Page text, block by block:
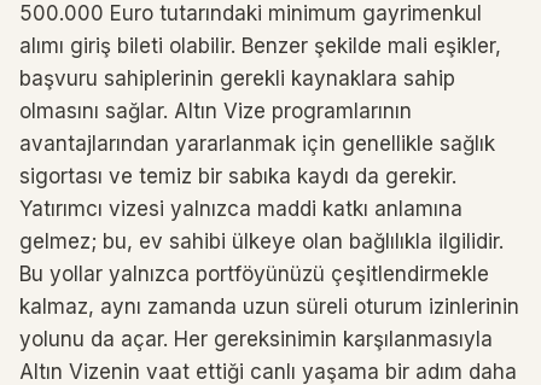
500.000 Euro tutarındaki minimum gayrimenkul
alımı giriş bileti olabilir. Benzer şekilde mali eşikler,
başvuru sahiplerinin gerekli kaynaklara sahip
olmasını sağlar. Altın Vize programlarının
avantajlarından yararlanmak için genellikle sağlık
sigortası ve temiz bir sabıka kaydı da gerekir.
Yatırımcı vizesi yalnızca maddi katkı anlamına
gelmez; bu, ev sahibi ülkeye olan bağlılıkla ilgilidir.
Bu yollar yalnızca portföyünüzü çeşitlendirmekle
kalmaz, aynı zamanda uzun süreli oturum izinlerinin
yolunu da açar. Her gereksinimin karşılanmasıyla
Altın Vizenin vaat ettiği canlı yaşama bir adım daha